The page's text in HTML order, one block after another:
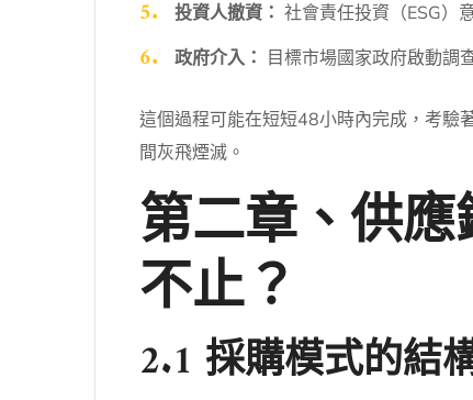
投資人撤資： 社會責任投資（ESG）
政府介入： 目標市場國家政府啟動調
這個過程可能在短短48小時內完成，考驗
間灰飛煙滅。
第二章、供
不止？
2.1 採購模式的結